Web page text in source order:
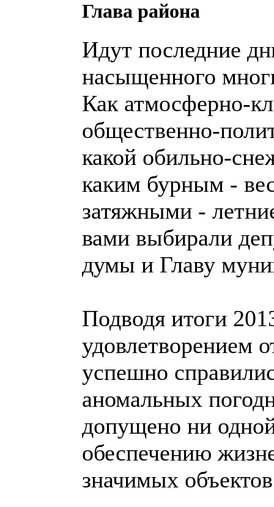
Глава района
Идут последние
насыщенного
Как атмосферно-
общественно-
какой обильно-
каким бурным -
затяжными -
вами выбирали
думы и Главу
Подводя итоги
удовлетворением
успешно
аномальных
допущено ни
обеспечению
значимых